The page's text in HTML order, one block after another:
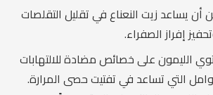
أن يساعد زيت النعناع في تقليل التقلصات
إفراز الصفراء.
الليمون على خصائص مضادة للالتهابات
التي تساعد في تفتيت حصى المرارة.